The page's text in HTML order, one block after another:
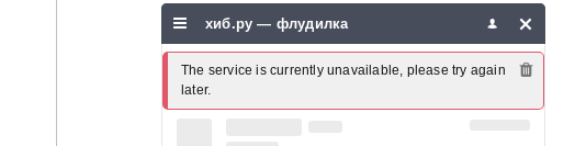
хиб.ру — флудилка
The service is currently unavailable, please try again
later.